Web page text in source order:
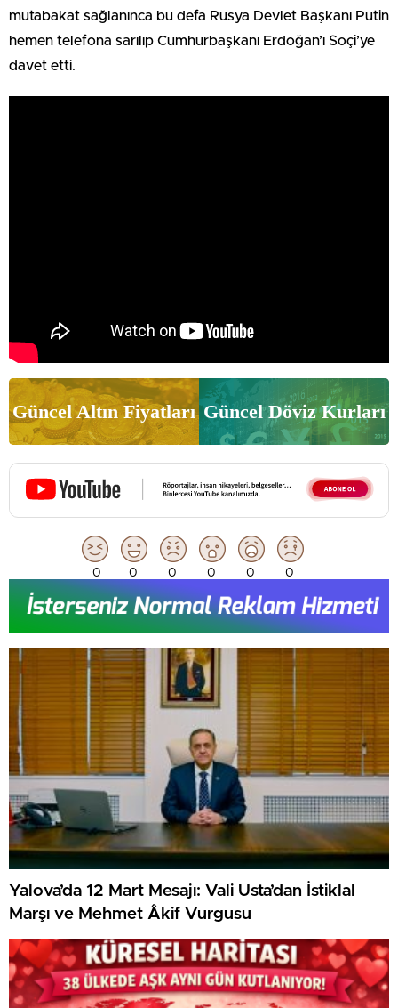
mutabakat sağlanınca bu defa Rusya Devlet Başkanı Putin
hemen telefona sarılıp Cumhurbaşkanı Erdoğan’ı Soçi’ye
davet etti.
Güncel Altın Fiyatları Güncel Döviz Kurları
0 0 0 0 0 0
Yalova’da 12 Mart Mesajı: Vali Usta’dan İstiklal
Marşı ve Mehmet Âkif Vurgusu